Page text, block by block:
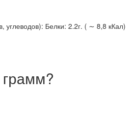
углеводов): Белки: 2.2г. ( ∼ 8,8 кКал)